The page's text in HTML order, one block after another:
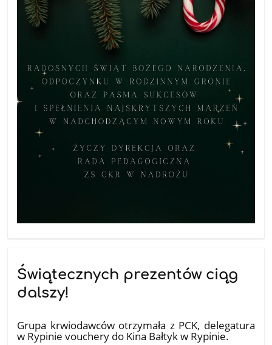
Świątecznych prezentów ciąg
dalszy!
Grupa krwiodawców otrzymała z PCK, delegatura
w Rypinie vouchery do Kina Bałtyk w Rypinie.